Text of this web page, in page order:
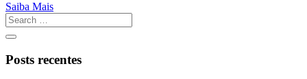
Saiba Mais
Posts recentes